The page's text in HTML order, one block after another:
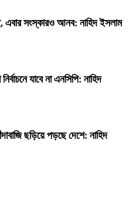
এবার সংস্কারও আনব: নাহিদ ইসলাম
যাবে না এনসিপি: নাহিদ
ছড়িয়ে পড়ছে দেশে: নাহিদ